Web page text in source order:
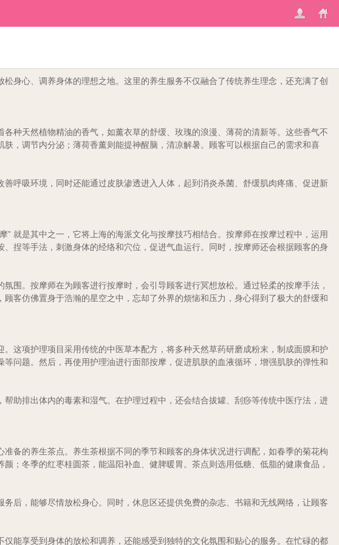
身心、调养身体的理想之地。这里的养生服务不仅融合了传统养生理念，还充满了创
种天然植物精油的香气，如薰衣草的舒缓、玫瑰的浪漫、薄荷的清新等。这些香气不
，调节内分泌；薄荷香薰则能提神醒脑，清凉解暑。顾客可以根据自己的需求和喜
呼吸环境，同时还能通过皮肤渗透进入人体，起到消炎杀菌、舒缓肌肉疼痛、促进新
就是其中之一，它将上海的海派文化与按摩技巧相结合。按摩师在按摩过程中，运用
捏等手法，刺激身体的经络和穴位，促进气血运行。同时，按摩师还会根据顾客的身
围。按摩师在为顾客进行按摩时，会引导顾客进行冥想放松。通过轻柔的按摩手法，
客仿佛置身于浩瀚的星空之中，忘却了外界的烦恼和压力，身心得到了极大的舒缓和
这项护理项目采用传统的中医草本配方，将多种天然草药研磨成粉末，制成面膜和护
问题。然后，再使用护理油进行面部按摩，促进肌肤的血液循环，增强肌肤的弹性和
助排出体内的毒素和湿气。在护理过程中，还会结合拔罐、刮痧等传统中医疗法，进
备的养生茶点。养生茶根据不同的季节和顾客的身体状况进行调配，如春季的菊花枸
；冬季的红枣桂圆茶，能温阳补血、健脾暖胃。茶点则选用低糖、低脂的健康食品，
后，能够尽情放松身心。同时，休息区还提供免费的杂志、书籍和无线网络，让顾客
能享受到身体的放松和调养，还能感受到独特的文化氛围和贴心的服务。在忙碌的都